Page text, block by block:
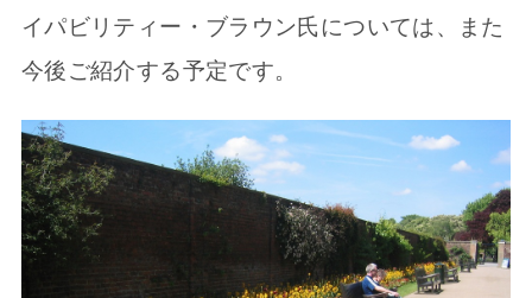
イパビリティー・ブラウン氏については、また
今後ご紹介する予定です。